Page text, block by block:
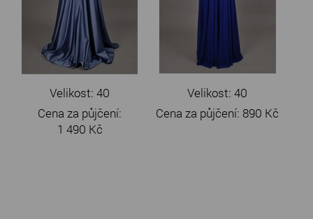
Velikost: 40
Cena za půjčení:
1 490 Kč
Velikost: 40
Cena za půjčení: 890 Kč